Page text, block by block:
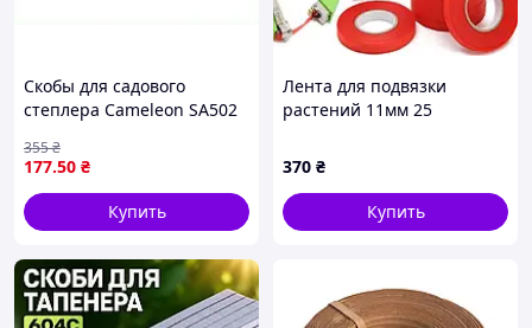
Скобы для садового
степлера Cameleon SA502
подвязывания растений и
фиксации побегов
177.50 ₴
355₴
Купить
Лента для подвязки
растений 11мм 25
(упаковка 20шт)
370 ₴
Купить